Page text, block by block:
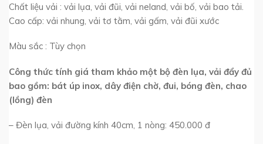
Chất liệu vải : vải lụa, vải đũi, vải neland, vải bố, vải bao tải.
Cao cấp: vải nhung, vải tơ tằm, vải gấm, vải đũi xước
Màu sắc : Tùy chọn
Công thức tính giá tham khảo một bộ đèn lụa, vải đẩy đủ
bao gồm: bát úp inox, dây điện chờ, đui, bóng đèn, chao
(lồng) đèn
– Đèn lụa, vải đường kính 40cm, 1 nòng: 450.000 đ